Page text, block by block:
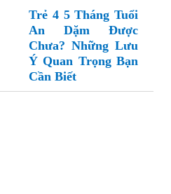
Trẻ 4 5 Tháng Tuổi
An Dặm Được
Chưa? Những Lưu
Ý Quan Trọng Bạn
Cần Biết